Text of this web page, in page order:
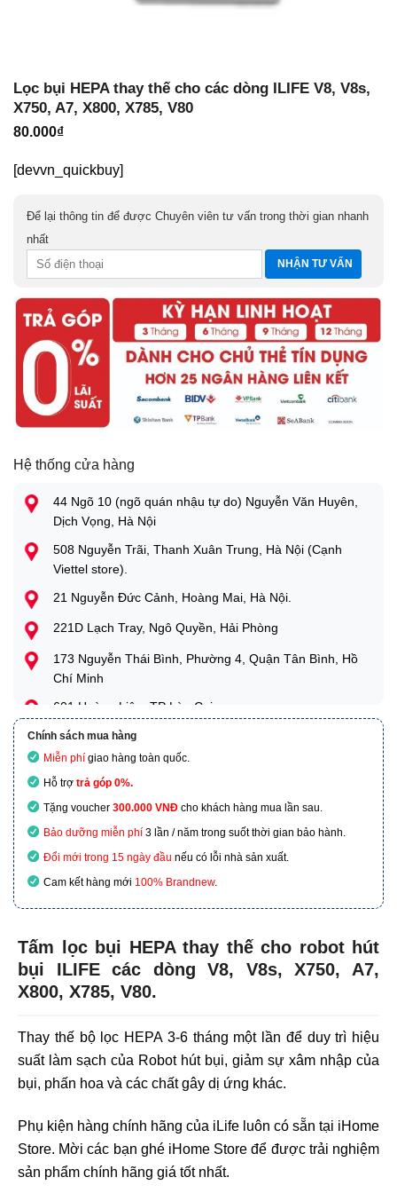
Lọc bụi HEPA thay thế cho các dòng ILIFE V8, V8s,
X750, A7, X800, X785, V80
80.000₫
[devvn_quickbuy]
Để lại thông tin để được Chuyên viên tư vấn trong thời gian nhanh
nhất
Hệ thống cửa hàng
44 Ngõ 10 (ngõ quán nhậu tự do) Nguyễn Văn Huyên,
Dịch Vọng, Hà Nội
508 Nguyễn Trãi, Thanh Xuân Trung, Hà Nội (Cạnh
Viettel store).
21 Nguyễn Đức Cảnh, Hoàng Mai, Hà Nội.
221D Lạch Tray, Ngô Quyền, Hải Phòng
173 Nguyễn Thái Bình, Phường 4, Quận Tân Bình, Hồ
Chí Minh
601 Hoàng Liên, TP Lào Cai
Chính sách mua hàng
Miễn phí giao hàng toàn quốc.
Hỗ trợ trả góp 0%.
Tặng voucher 300.000 VNĐ cho khách hàng mua lần sau.
Bảo dưỡng miễn phí 3 lần / năm trong suốt thời gian bảo hành.
Đổi mới trong 15 ngày đầu nếu có lỗi nhà sản xuất.
Cam kết hàng mới 100% Brandnew.
Tấm lọc bụi HEPA thay thế cho robot hút
bụi ILIFE các dòng V8, V8s, X750, A7,
X800, X785, V80.
Thay thế bộ lọc HEPA 3-6 tháng một lần để duy trì hiệu
suất làm sạch của Robot hút bụi, giảm sự xâm nhập của
bụi, phấn hoa và các chất gây dị ứng khác.
Phụ kiện hàng chính hãng của iLife luôn có sẵn tại iHome
Store. Mời các bạn ghé iHome Store để được trải nghiệm
sản phẩm chính hãng giá tốt nhất.